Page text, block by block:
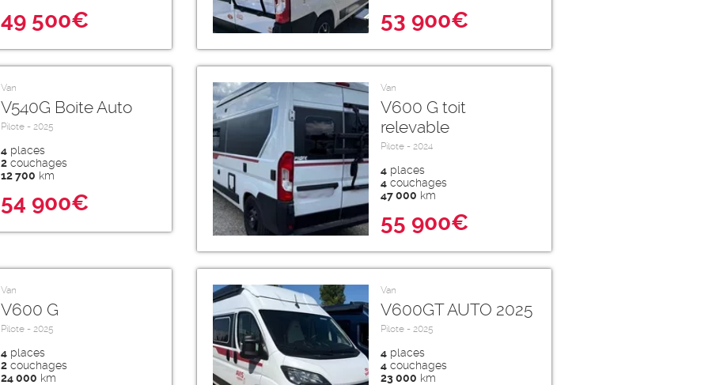
49 500€ 53 900€
Van
V540G Boite Auto
Pilote - 2025
4places
2couchages
12 700 km
54 900€
Van
V600 G toit
relevable
Pilote - 2024
4places
4couchages
47 000 km
55 900€
Van
V600 G
Pilote - 2025
4places
2couchages
24 000 km
Van
V600GT AUTO 2025
Pilote - 2025
4places
4couchages
23 000 km